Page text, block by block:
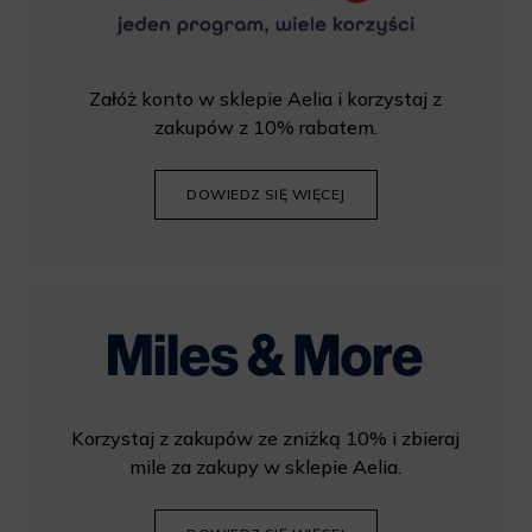
Załóż konto w sklepie Aelia i korzystaj z
zakupów z 10% rabatem.
DOWIEDZ SIĘ WIĘCEJ
Korzystaj z zakupów ze zniżką 10% i zbieraj
mile za zakupy w sklepie Aelia.